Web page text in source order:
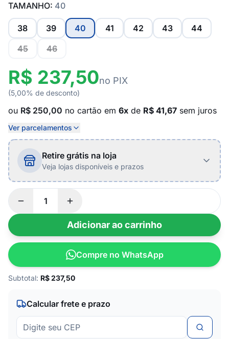
TAMANHO: 40
38 39 40 41 42 43
44
45
46
R$ 237,50no PIX
(5,00% de desconto)
ou R$ 250,00 no cartão em 6x de R$ 41,67 sem juros
Ver parcelamentos
Retire grátis na loja
Veja lojas disponíveis e prazos
Adicionar ao carrinho
Compre no WhatsApp
Subtotal: R$237,50
Calcular frete e prazo